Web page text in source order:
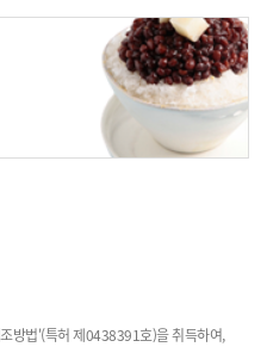
방법'(특허 제0438391호)을 취득하여,